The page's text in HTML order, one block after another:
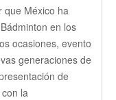
que México ha
en los
ocasiones, evento
generaciones de
de
la